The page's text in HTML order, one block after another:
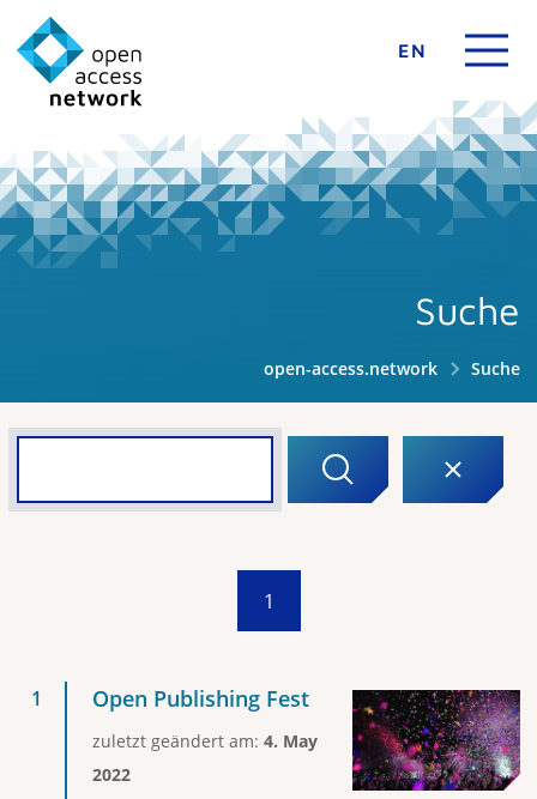
EN
Suche
open-access.network Suche
1
Open Publishing Fest
zuletzt geändert am: 4. May
2022